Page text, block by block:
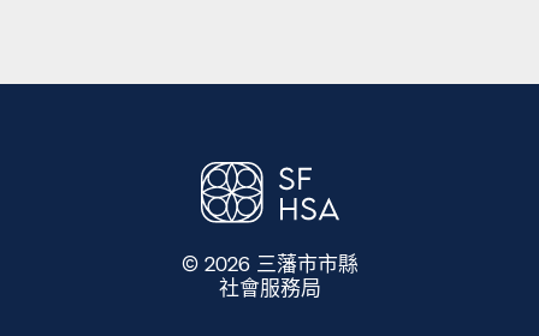
© 2026 三藩市市縣
社會服務局